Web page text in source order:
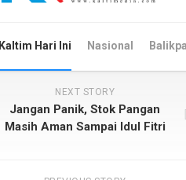
Kaltim Hari Ini Nasional
NEXT STORY
Jangan Panik, Stok Pangan
Masih Aman Sampai Idul Fitri